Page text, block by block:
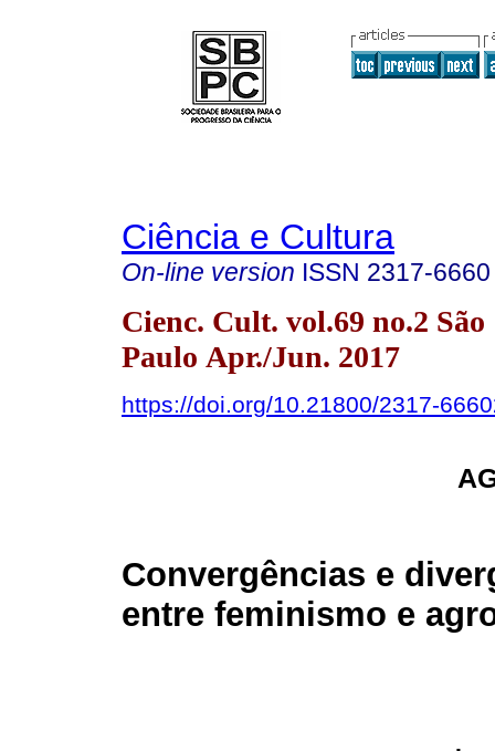
Ciência e Cultura
On-line version ISSN 2317-6660
Cienc. Cult. vol.69 no.2 São
Paulo Apr./Jun. 2017
https://doi.org/10.21800/2317-
Convergências e
entre feminismo e